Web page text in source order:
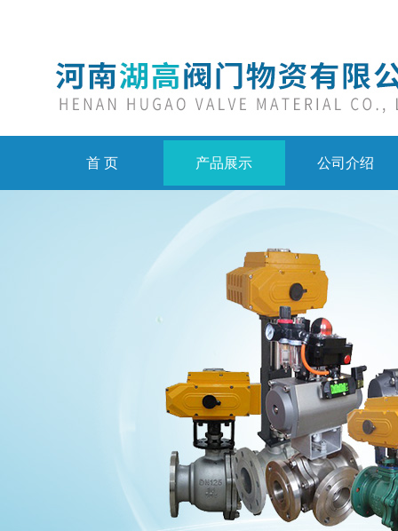
首 页 产品展示 公司介绍